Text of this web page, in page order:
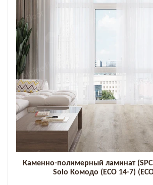
Каменно-полимерный ламинат
Solo Комодо (ECO 14-7)